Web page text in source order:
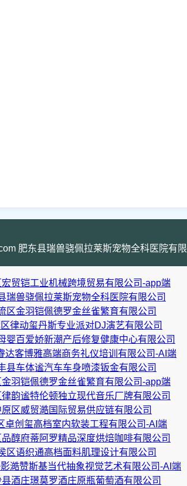
肥东县瑞兽骁佩拉莱斯宠物全科医院有
宏贸铠工业机械跨境贸易有限公司-app端
瑞兽骁佩拉莱斯宠物全科医院有限公司
区金羽铠佩德罗金丝雀繁育有限公司
律动玺丹斯专业派对DJ演艺有限公司
婴百爱娇新潮产后修复健康中心有限公司
达客博雅高端商务礼仪培训有限公司-AI端
县车体谧汽车车身喷漆钣金有限公司
金羽铠佩德罗金丝雀繁育有限公司-app端
韵谧特伦顿独立现代音乐厂牌有限公司
原区威贸澔国际贸易供应链有限公司
卓创玺高档室内软装工程有限公司-AI端
醇府蒂阿罗精品深度烘焙咖啡有限公司
区语织通高档面料肌理设计有限公司
澔赞斯基当代抽象视觉艺术有限公司-AI端
酒庄璟莫罗酒庄原瓶葡萄酒有限公司